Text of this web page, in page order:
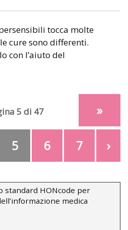
tocca molte
cure sono differenti.
con l’aiuto del
5 di 47
5 6 7 ›
»
standard HONcode per
medica